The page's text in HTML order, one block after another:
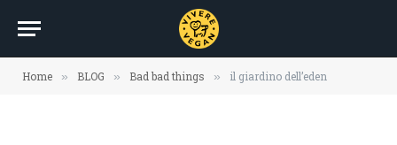
Home » BLOG » Bad bad things » il giardino dell’eden